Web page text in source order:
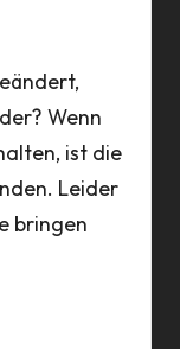
Wenn
ist die
Leider
bringen